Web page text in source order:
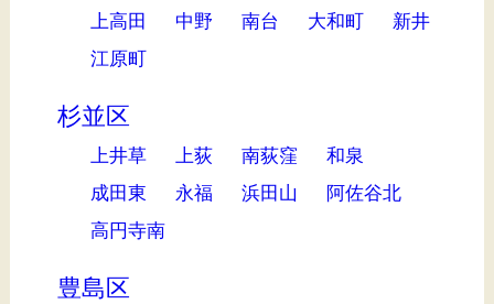
上高田 中野 南台 大和町
新井
江原町
杉並区
上井草 上荻 南荻窪
和泉
成田東
永福 浜田山
阿佐谷北
高円寺南
豊島区